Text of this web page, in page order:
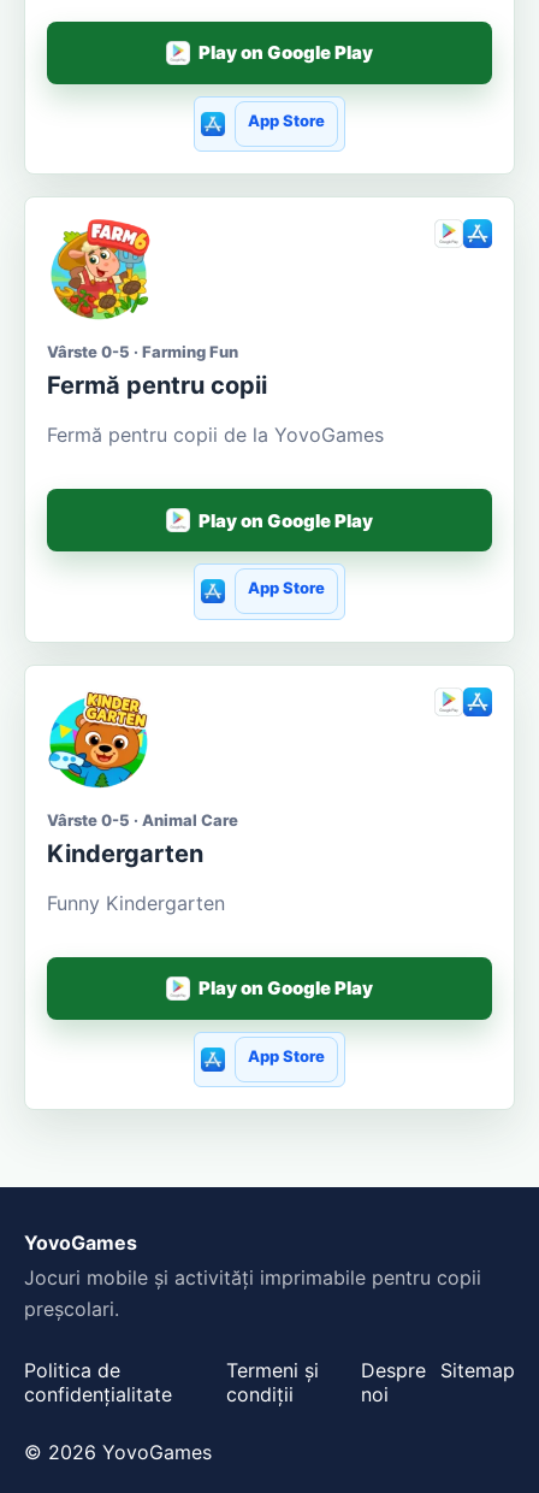
Play on Google Play
App Store
Vârste 0-5 · Farming Fun
Fermă pentru copii
Fermă pentru copii de la YovoGames
Play on Google Play
App Store
Vârste 0-5 · Animal Care
Kindergarten
Funny Kindergarten
Play on Google Play
App Store
YovoGames
Jocuri mobile și activități imprimabile pentru copii
preșcolari.
Politica de
confidențialitate
Termeni și
condiții
Despre
noi
Sitemap
© 2026 YovoGames